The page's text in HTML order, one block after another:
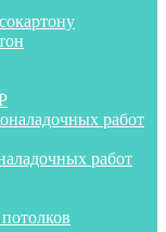
работ
работ